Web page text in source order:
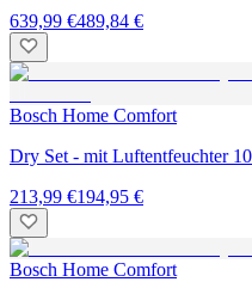
639,99 €489,84 €
Bosch Home Comfort
Dry Set - mit Luftentfeuchter
213,99 €194,95 €
Bosch Home Comfort